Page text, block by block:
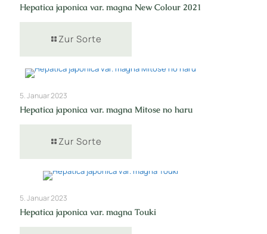
Hepatica japonica var. magna New Colour 2021
Zur Sorte
5. Januar 2023
Hepatica japonica var. magna Mitose no haru
Zur Sorte
5. Januar 2023
Hepatica japonica var. magna Touki